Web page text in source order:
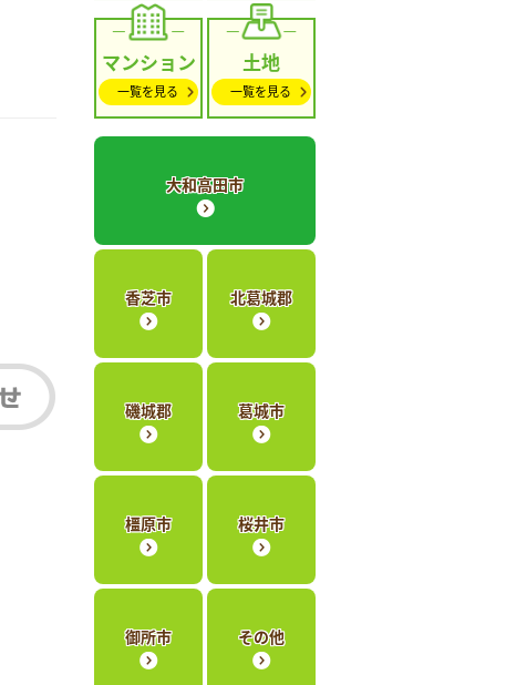
マンション
一覧を見る
土地
一覧を見る
大和高田市
香芝市 北葛城郡
磯城郡 葛城市
橿原市 桜井市
御所市 その他